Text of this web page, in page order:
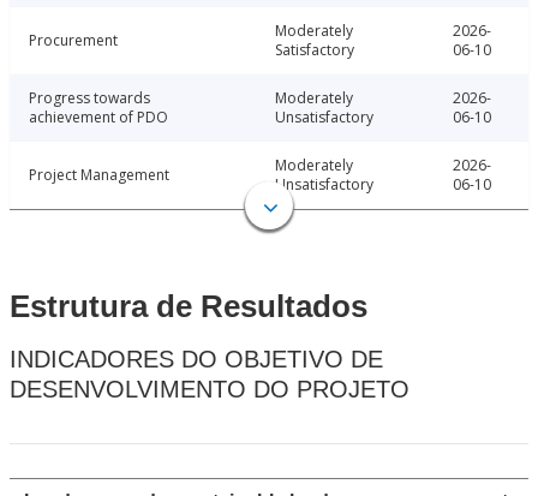
Procurement
Moderately
Satisfactory
2026-
06-10
Progress towards
achievement of PDO
Moderately
Unsatisfactory
2026-
06-10
Project Management
Moderately
Unsatisfactory
2026-
06-10
Estrutura de Resultados
INDICADORES DO OBJETIVO DE
DESENVOLVIMENTO DO PROJETO